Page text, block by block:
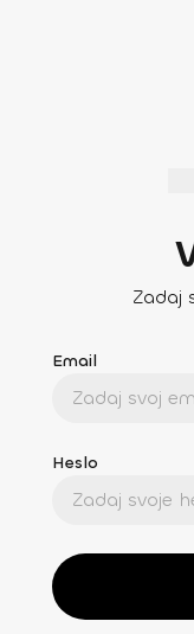
Zadaj
Email
Heslo